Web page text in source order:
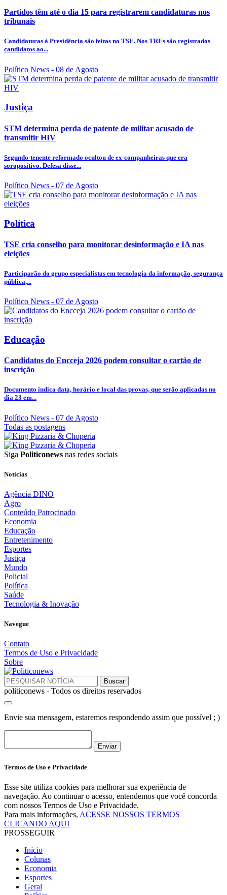
Partidos têm até o dia 15 para registrarem candidaturas nos
tribunais
Candidaturas à Presidência são feitas no TSE. Nos TREs são registrados
candidatos ao...
Político News - 08 de Agosto
Justiça
STM determina perda de patente de militar acusado de
transmitir HIV
Segundo-tenente reformado ocultou de ex-companheiras que era
soropositivo. Defesa disse...
Político News - 07 de Agosto
Política
TSE cria conselho para monitorar desinformação e IA nas
eleições
Participarão do grupo especialistas em tecnologia da informação, segurança
pública,...
Político News - 07 de Agosto
Educação
Candidatos do Encceja 2026 podem consultar o cartão de
inscrição
Documento indica data, horário e local das provas, que serão aplicadas no
dia 23 em...
Político News - 07 de Agosto
Todas as postagens
Siga Politiconews nas redes sociais
Notícias
Agência DINO
Agro
Conteúdo Patrocinado
Economia
Educação
Entretenimento
Esportes
Justiça
Mundo
Policial
Política
Saúde
Tecnologia & Inovação
Navegue
Contato
Termos de Uso e Privacidade
Sobre
politiconews - Todos os direitos reservados
Envie sua mensagem, estaremos respondendo assim que possível ; )
Enviar
Termos de Uso e Privacidade
Esse site utiliza cookies para melhorar sua experiência de
navegação. Ao continuar o acesso, entendemos que você concorda
com nossos Termos de Uso e Privacidade.
Para mais informações, ACESSE NOSSOS TERMOS
CLICANDO AQUI
PROSSEGUIR
Início
Colunas
Economia
Esportes
Geral